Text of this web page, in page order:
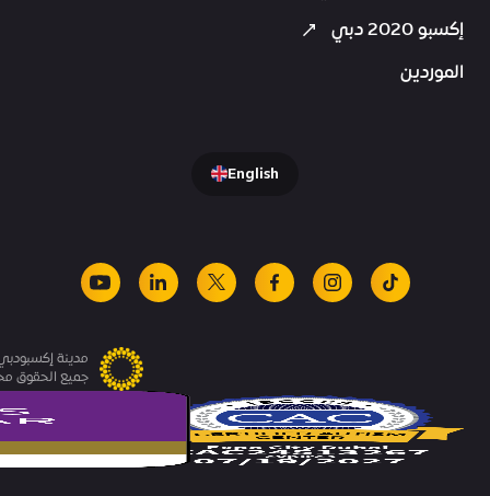
إكسبو 2020 دبي
الموردين
English
tiktok
instagram
facebook
x
linkedin
youtube
مدينة
جميع الحقوق